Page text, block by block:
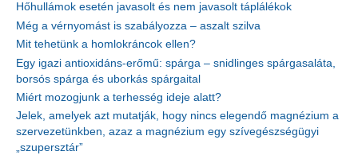
Hőhullámok esetén javasolt és nem javasolt táplálékok
Még a vérnyomást is szabályozza – aszalt szilva
Mit tehetünk a homlokráncok ellen?
Egy igazi antioxidáns-erőmű: spárga – snidlinges spárgasaláta,
borsós spárga és uborkás spárgaital
Miért mozogjunk a terhesség ideje alatt?
Jelek, amelyek azt mutatják, hogy nincs elegendő magnézium a
szervezetünkben, azaz a magnézium egy szívegészségügyi
„szupersztár”